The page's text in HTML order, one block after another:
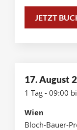
JETZT
17. August
1 Tag - 09:00
Wien
Bloch-Bauer-